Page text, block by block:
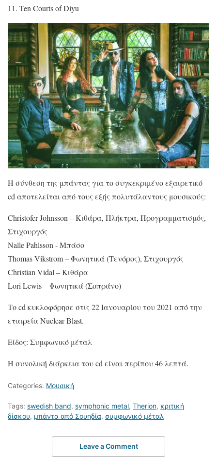
11. Ten Courts of Diyu
Η σύνθεση της μπάντας για το συγκεκριμένο εξαιρετικό
cd αποτελείται από τους εξής πολυτάλαντους μουσικούς:
Christofer Johnsson – Κιθάρα, Πλήκτρα, Προγραμματισμός,
Στιχουργός
Nalle Pahlsson - Μπάσο
Thomas Vikstrom – Φωνητικά (Τενόρος), Στιχουργός
Christian Vidal – Κιθάρα
Lori Lewis – Φωνητικά (Σοπράνο)
Το cd κυκλοφόρησε στις 22 Ιανουαρίου του 2021 από την
εταιρεία Nuclear Blast.
Είδος: Συμφωνικό μέταλ
Η συνολική διάρκεια του cd είναι περίπου 46 λεπτά.
Categories: Μουσική
Tags: swedish band, symphonic metal, Therion, κριτική
δίσκου, μπάντα από Σουηδία, συμφωνικό μέταλ
Leave a Comment